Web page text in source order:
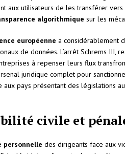
aux utilisateurs de les transférer vers
algorithmique sur les
européenne a considérablement
de données. L’arrêt Schrems
à repenser leurs flux
juridique complet pour
pays présentant des législations
civile et
personnelle des dirigeants face aux